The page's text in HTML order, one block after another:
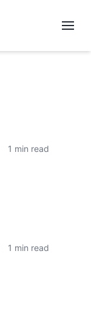
1 min read
1 min read